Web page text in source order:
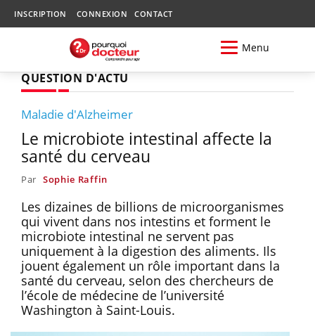
INSCRIPTION CONNEXION CONTACT
Menu
QUESTION D'ACTU
Maladie d'Alzheimer
Le microbiote intestinal affecte la
santé du cerveau
Par Sophie Raffin
Les dizaines de billions de microorganismes
qui vivent dans nos intestins et forment le
microbiote intestinal ne servent pas
uniquement à la digestion des aliments. Ils
jouent également un rôle important dans la
santé du cerveau, selon des chercheurs de
l’école de médecine de l’université
Washington à Saint-Louis.